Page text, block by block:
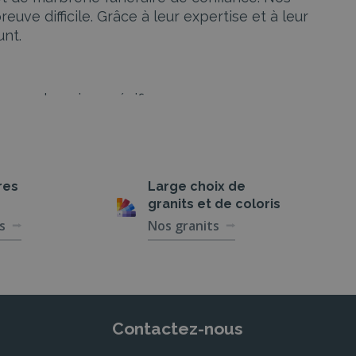
difficile. Grâce à leur expertise et à leur
vos besoins spécifiques.
civile ou religieuse, nos agences à
de monuments funéraires uniques,
Large choix de
granits et de coloris
Nos granits
Contactez-nous